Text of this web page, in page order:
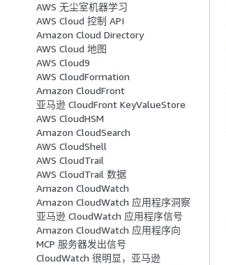
AWS 无尘室机器学习
AWS Cloud 控制 API
Amazon Cloud Directory
AWS Cloud 地图
AWS Cloud9
AWS CloudFormation
Amazon CloudFront
亚马逊 CloudFront KeyValueStore
AWS CloudHSM
Amazon CloudSearch
AWS CloudShell
AWS CloudTrail
AWS CloudTrail 数据
Amazon CloudWatch
Amazon CloudWatch 应用程序洞察
亚马逊 CloudWatch 应用程序信号
Amazon CloudWatch 应用程序向
MCP 服务器发出信号
CloudWatch 很明显，亚马逊